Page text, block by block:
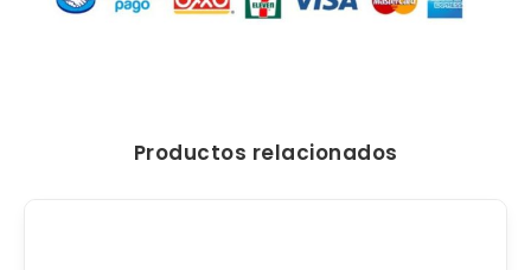
Productos relacionados